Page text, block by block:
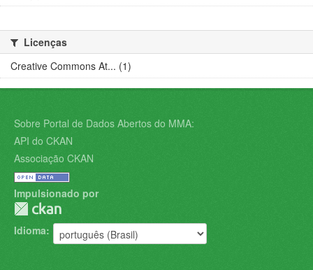
Licenças
Creative Commons At... (1)
Sobre Portal de Dados Abertos do MMA:
API do CKAN
Associação CKAN
Impulsionado por
Idioma